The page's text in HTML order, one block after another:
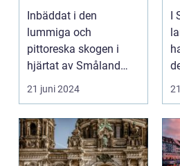
på svenska
landsbygden
Inbäddat i den
lummiga och
pittoreska skogen i
hjärtat av Småland
påträffar besökaren en
pärla sälla...
21 juni 2024
I